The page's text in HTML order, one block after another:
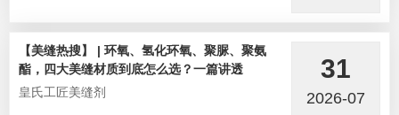
【美缝热搜】 | 环氧、氢化环氧、聚脲、聚氨
酯，四大美缝材质到底怎么选？一篇讲透
皇氏工匠美缝剂
31
2026-07